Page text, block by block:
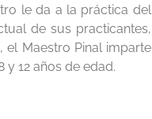
le da a la práctica del
de sus practicantes,
el Maestro Pinal imparte
12 años de edad.